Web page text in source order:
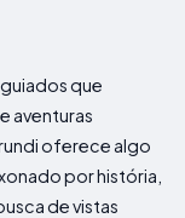
que
aventuras
oferece algo
por história,
de vistas